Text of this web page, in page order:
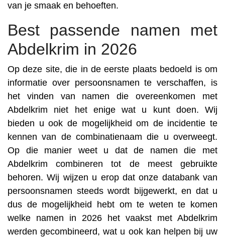
van je smaak en behoeften.
Best passende namen met
Abdelkrim in 2026
Op deze site, die in de eerste plaats bedoeld is om
informatie over persoonsnamen te verschaffen, is
het vinden van namen die overeenkomen met
Abdelkrim niet het enige wat u kunt doen. Wij
bieden u ook de mogelijkheid om de incidentie te
kennen van de combinatienaam die u overweegt.
Op die manier weet u dat de namen die met
Abdelkrim combineren tot de meest gebruikte
behoren. Wij wijzen u erop dat onze databank van
persoonsnamen steeds wordt bijgewerkt, en dat u
dus de mogelijkheid hebt om te weten te komen
welke namen in 2026 het vaakst met Abdelkrim
werden gecombineerd, wat u ook kan helpen bij uw